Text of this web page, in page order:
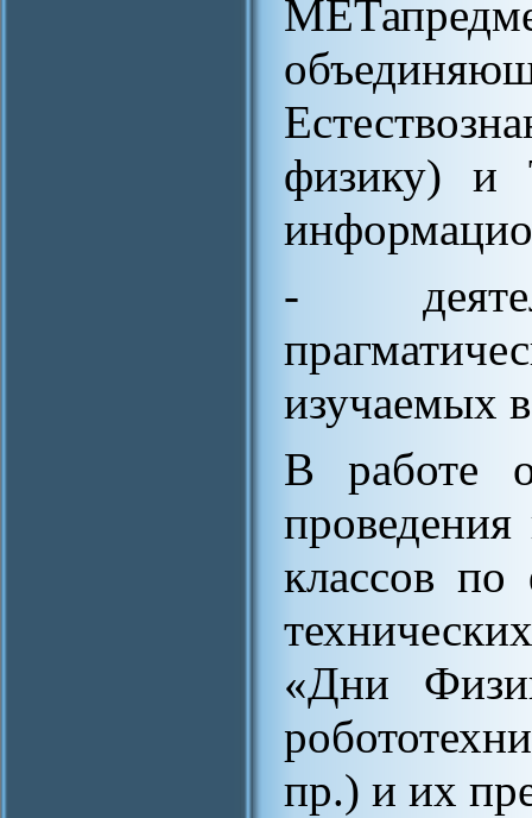
физику) и
-
изучаемых
В работе
классов
«Дни
пр.) и их